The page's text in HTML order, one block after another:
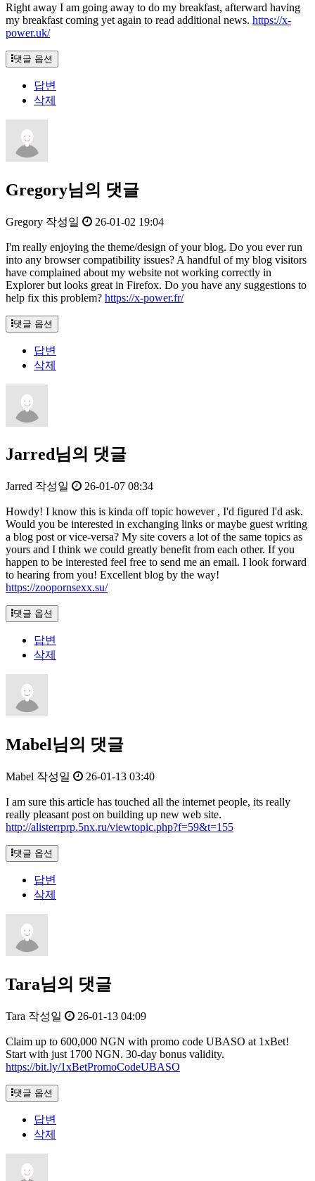
Right away I am going away to do my breakfast, afterward having
my breakfast coming yet again to read additional news. https://x-
power.uk/
댓글 옵션
답변
삭제
Gregory님의 댓글
Gregory 작성일 26-01-02 19:04
I'm really enjoying the theme/design of your blog. Do you ever run
into any browser compatibility issues? A handful of my blog visitors
have complained about my website not working correctly in
Explorer but looks great in Firefox. Do you have any suggestions to
help fix this problem? https://x-power.fr/
댓글 옵션
답변
삭제
Jarred님의 댓글
Jarred 작성일 26-01-07 08:34
Howdy! I know this is kinda off topic however , I'd figured I'd ask.
Would you be interested in exchanging links or maybe guest writing
a blog post or vice-versa? My site covers a lot of the same topics as
yours and I think we could greatly benefit from each other. If you
happen to be interested feel free to send me an email. I look forward
to hearing from you! Excellent blog by the way!
https://zoopornsexx.su/
댓글 옵션
답변
삭제
Mabel님의 댓글
Mabel 작성일 26-01-13 03:40
I am sure this article has touched all the internet people, its really
really pleasant post on building up new web site.
http://alisterrprp.5nx.ru/viewtopic.php?f=59&t=155
댓글 옵션
답변
삭제
Tara님의 댓글
Tara 작성일 26-01-13 04:09
Claim up to 600,000 NGN with promo code UBASO at 1xBet!
Start with just 1700 NGN. 30-day bonus validity.
https://bit.ly/1xBetPromoCodeUBASO
댓글 옵션
답변
삭제